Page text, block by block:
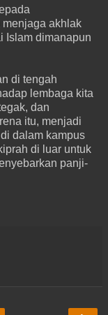
akhlak
Islam dimanapun
di tengah
lembaga kita
dan
itu, menjadi
dalam kampus
di luar untuk
panji-